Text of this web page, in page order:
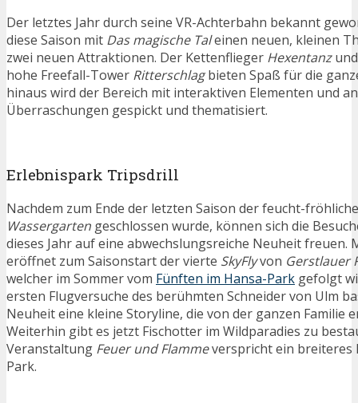
Der letztes Jahr durch seine VR-Achterbahn bekannt
diese Saison mit Das magische Taleinen neuen, kleinen
zwei neuen Attraktionen. Der Kettenflieger Hexentanz
hohe Freefall-Tower Ritterschlagbieten Spaß für die
hinaus wird der Bereich mit interaktiven Elementen und
Überraschungen gespickt und thematisiert.
Erlebnispark Tripsdrill
Nachdem zum Ende der letzten Saison der feucht-
Wassergarten geschlossen wurde, können sich die
dieses Jahr auf eine abwechslungsreiche Neuheit freuen.
eröffnet zum Saisonstart der vierte SkyFlyvon Gerstlauer
welcher im Sommer vom Fünften im Hansa-Park gefolgt
ersten Flugversuche des berühmten Schneider von Ulm
Neuheit eine kleine Storyline, die von der ganzen Familie
Weiterhin gibt es jetzt Fischotter im Wildparadies zu
Veranstaltung Feuer und Flammeverspricht ein breiteres
Park.